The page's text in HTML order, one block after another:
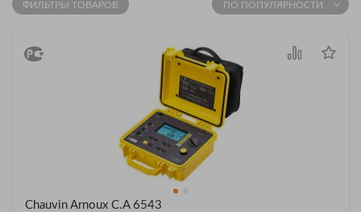
ФИЛЬТРЫ ТОВАРОВ ПО ПОПУЛЯРНОСТИ
Chauvin Arnoux C.A 6543